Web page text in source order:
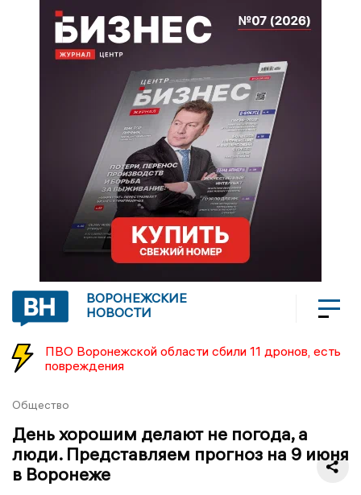
ВОРОНЕЖСКИЕ
НОВОСТИ
ПВО Воронежской области сбили 11 дронов, есть
повреждения
Общество
День хорошим делают не погода, а
люди. Представляем прогноз на 9 июня
в Воронеже